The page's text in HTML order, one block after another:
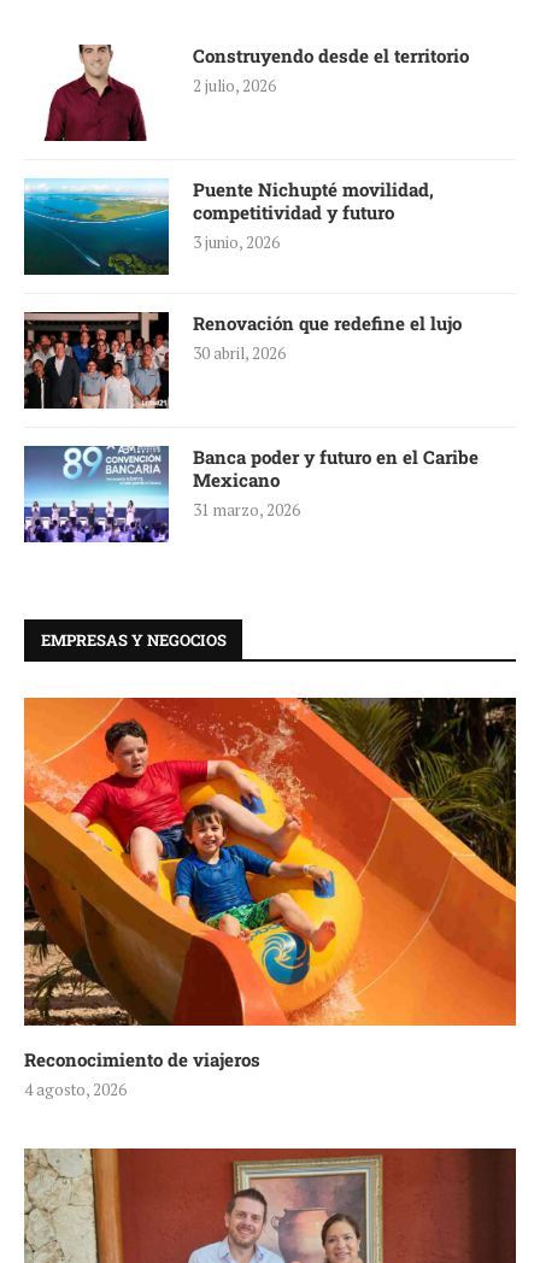
Construyendo desde el territorio
2 julio, 2026
Puente Nichupté movilidad,
competitividad y futuro
3 junio, 2026
Renovación que redefine el lujo
30 abril, 2026
Banca poder y futuro en el Caribe
Mexicano
31 marzo, 2026
EMPRESAS Y NEGOCIOS
Reconocimiento de viajeros
4 agosto, 2026